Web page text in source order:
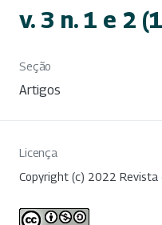
v. 3 n. 1 e 2
Seção
Artigos
Licença
Copyright (c) 2022 Revista